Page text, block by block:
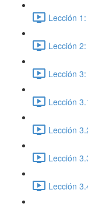
Lección
Lección
Lección
Lección
Lección
Lección
Lección